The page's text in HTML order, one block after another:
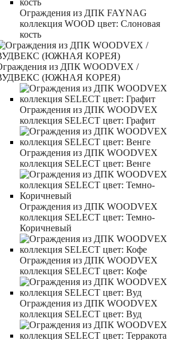
Ограждения из ДПК FAYNAG
коллекция WOOD цвет: Слоновая
кость
из ДПК WOODVEX /
(ЮЖНАЯ КОРЕЯ)
Ограждения из ДПК WOODVEX
коллекция SELECT цвет: Графит
Ограждения из ДПК WOODVEX
коллекция SELECT цвет: Венге
Ограждения из ДПК WOODVEX
коллекция SELECT цвет: Темно-
Коричневый
Ограждения из ДПК WOODVEX
коллекция SELECT цвет: Кофе
Ограждения из ДПК WOODVEX
коллекция SELECT цвет: Вуд